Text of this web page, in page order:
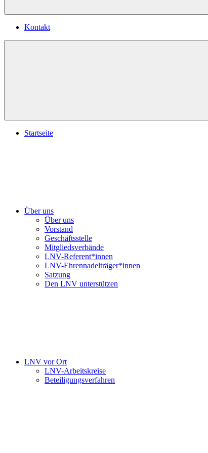
Kontakt
Startseite
Über uns
Über uns
Vorstand
Geschäftsstelle
Mitgliedsverbände
LNV-Referent*innen
LNV-Ehrennadelträger*innen
Satzung
Den LNV unterstützen
LNV vor Ort
LNV-Arbeitskreise
Beteiligungsverfahren